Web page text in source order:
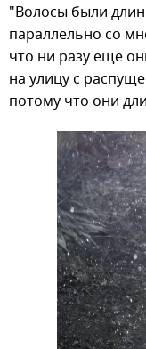
"Волосы были
параллельно со
что ни разу еще
на улицу с
потому что они